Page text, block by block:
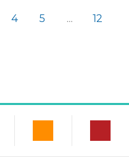
4 5 ... 12